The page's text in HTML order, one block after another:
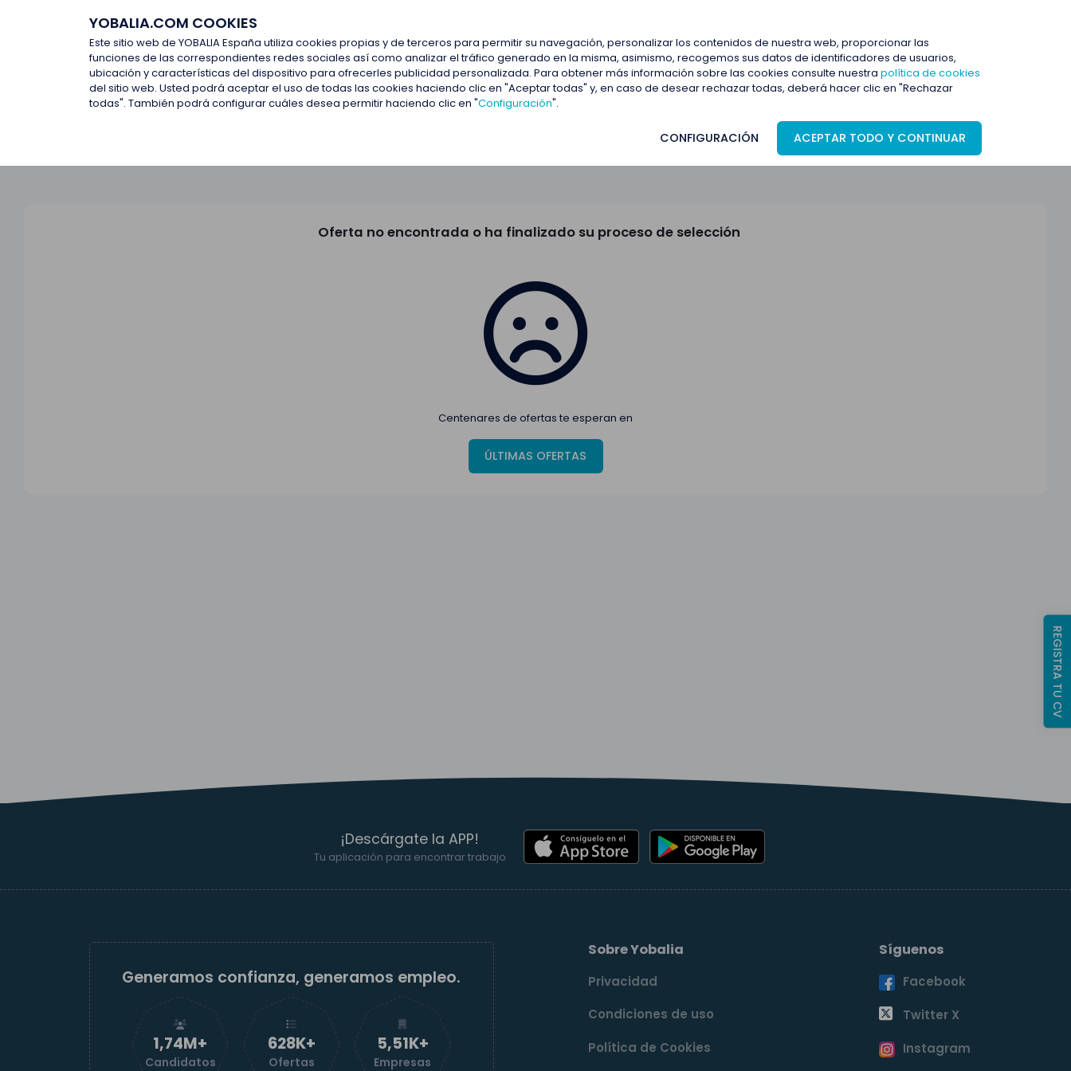
YOBALIA.COM COOKIES
Este sitio web de YOBALIA España utiliza cookies propias y de terceros para permitir su navegación, personalizar los contenidos de nuestra web, proporcionar las
funciones de las correspondientes redes sociales así como analizar el tráfico generado en la misma, asimismo, recogemos sus datos de identificadores de usuarios,
ubicación y características del dispositivo para ofrecerles publicidad personalizada. Para obtener más información sobre las cookies consulte nuestra política de cookies
del sitio web. Usted podrá aceptar el uso de todas las cookies haciendo clic en "Aceptar todas" y, en caso de desear rechazar todas, deberá hacer clic en "Rechazar
todas". También podrá configurar cuáles desea permitir haciendo clic en "Configuración".
CONFIGURACIÓN ACEPTAR TODO Y CONTINUAR
Últimas ofertas
Últimas ofertas
Oferta no encontrada o ha finalizado su proceso de selección
Centenares de ofertas te esperan en
ÚLTIMAS OFERTAS
¡Descárgate la APP!
Tu aplicación para encontrar trabajo
Generamos confianza, generamos empleo.
1,74M+
Candidatos
629K+
Ofertas
5,52K+
Empresas
Sobre Yobalia
Privacidad
Condiciones de uso
Política de Cookies
Síguenos
Facebook
Twitter X
Instagram
REGISTRA TU CV